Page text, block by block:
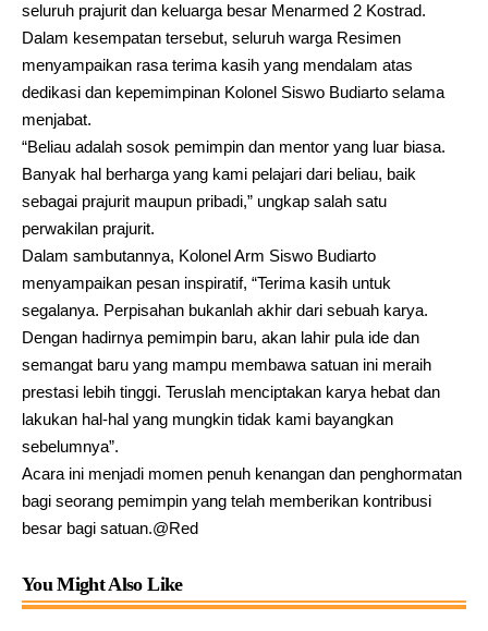
seluruh prajurit dan keluarga besar Menarmed 2 Kostrad.
Dalam kesempatan tersebut, seluruh warga Resimen
menyampaikan rasa terima kasih yang mendalam atas
dedikasi dan kepemimpinan Kolonel Siswo Budiarto selama
menjabat.
“Beliau adalah sosok pemimpin dan mentor yang luar biasa.
Banyak hal berharga yang kami pelajari dari beliau, baik
sebagai prajurit maupun pribadi,” ungkap salah satu
perwakilan prajurit.
Dalam sambutannya, Kolonel Arm Siswo Budiarto
menyampaikan pesan inspiratif, “Terima kasih untuk
segalanya. Perpisahan bukanlah akhir dari sebuah karya.
Dengan hadirnya pemimpin baru, akan lahir pula ide dan
semangat baru yang mampu membawa satuan ini meraih
prestasi lebih tinggi. Teruslah menciptakan karya hebat dan
lakukan hal-hal yang mungkin tidak kami bayangkan
sebelumnya”.
Acara ini menjadi momen penuh kenangan dan penghormatan
bagi seorang pemimpin yang telah memberikan kontribusi
besar bagi satuan.@Red
You Might Also Like